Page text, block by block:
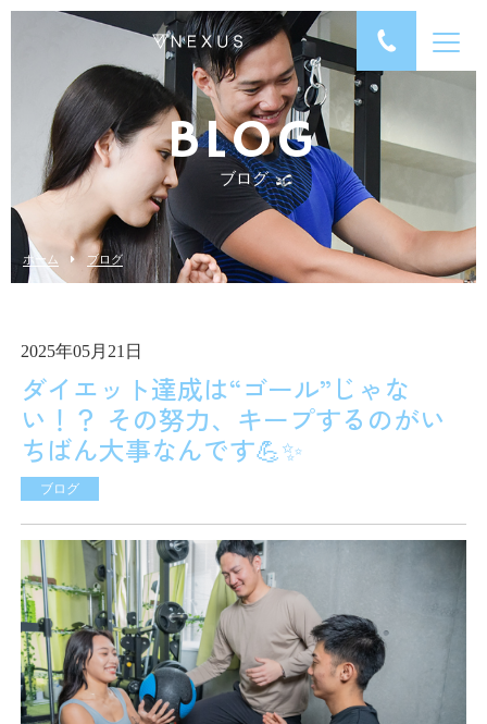
BLOG
ブログ
ホーム ブログ
2025年05月21日
ダイエット達成は“ゴール”じゃな
い！？ その努力、キープするのがい
ちばん大事なんです💪✨
ブログ